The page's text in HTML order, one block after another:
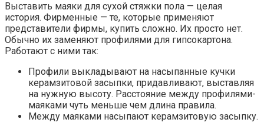
Выставить маяки для сухой стяжки пола — целая
история. Фирменные — те, которые применяют
представители фирмы, купить сложно. Их просто нет.
Обычно их заменяют профилями для гипсокартона.
Работают с ними так:
Профили выкладывают на насыпанные кучки
керамзитовой засыпки, придавливают, выставляя
на нужную высоту. Расстояние между профилями-
маяками чуть меньше чем длина правила.
Между маяками насыпают керамзитовую засыпку.